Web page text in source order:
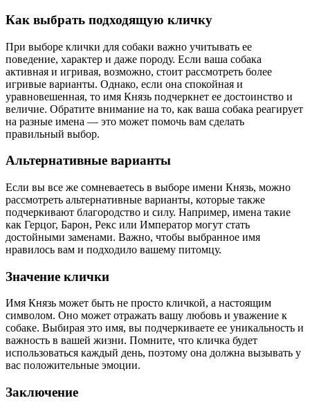
Как выбрать подходящую кличку
При выборе клички для собаки важно учитывать ее
поведение, характер и даже породу. Если ваша собака
активная и игривая, возможно, стоит рассмотреть более
игривые варианты. Однако, если она спокойная и
уравновешенная, то имя Князь подчеркнет ее достоинство и
величие. Обратите внимание на то, как ваша собака реагирует
на разные имена — это может помочь вам сделать
правильный выбор.
Альтернативные варианты
Если вы все же сомневаетесь в выборе имени Князь, можно
рассмотреть альтернативные варианты, которые также
подчеркивают благородство и силу. Например, имена такие
как Герцог, Барон, Рекс или Император могут стать
достойными заменами. Важно, чтобы выбранное имя
нравилось вам и подходило вашему питомцу.
Значение клички
Имя Князь может быть не просто кличкой, а настоящим
символом. Оно может отражать вашу любовь и уважение к
собаке. Выбирая это имя, вы подчеркиваете ее уникальность и
важность в вашей жизни. Помните, что кличка будет
использоваться каждый день, поэтому она должна вызывать у
вас положительные эмоции.
Заключение